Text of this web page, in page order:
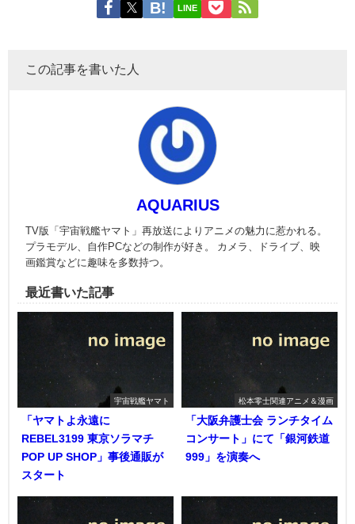
LINE
この記事を書いた人
AQUARIUS
TV版「宇宙戦艦ヤマト」再放送によりアニメの魅力に惹かれる。
プラモデル、自作PCなどの制作が好き。 カメラ、ドライブ、映
画鑑賞などに趣味を多数持つ。
最近書いた記事
宇宙戦艦ヤマト
「ヤマトよ永遠に
REBEL3199 東京ソラマチ
POP UP SHOP」事後通販が
スタート
松本零士関連アニメ＆漫画
「大阪弁護士会 ランチタイム
コンサート」にて「銀河鉄道
999」を演奏へ